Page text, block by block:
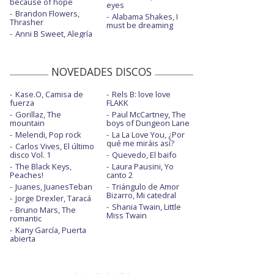
Brandon Flowers,
Thrasher
Anni B Sweet, Alegría
eyes
Alabama Shakes, I
must be dreaming
NOVEDADES DISCOS
Kase.O, Camisa de
fuerza
Gorillaz, The
mountain
Melendi, Pop rock
Carlos Vives, El último
disco Vol. 1
The Black Keys,
Peaches!
Juanes, JuanesTeban
Jorge Drexler, Taracá
Bruno Mars, The
romantic
Kany García, Puerta
abierta
Rels B: love love
FLAKK
Paul McCartney, The
boys of Dungeon Lane
La La Love You, ¿Por
qué me miráis así?
Quevedo, El baifo
Laura Pausini, Yo
canto 2
Triángulo de Amor
Bizarro, Mi catedral
Shania Twain, Little
Miss Twain